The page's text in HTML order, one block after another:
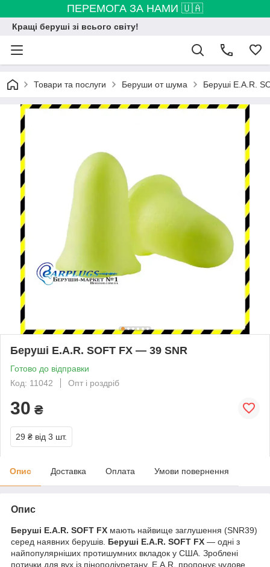
ПЕРЕМОГА ЗА НАМИ 🇺🇦
Кращі беруші зі всього світу!
Товари та послуги Беруши от шума Беруші E.A.R.
Беруші E.A.R. SOFT FX — 39 SNR
Готово до відправки
Код: 11042
Опт і роздріб
30 ₴
29 ₴ від 3 шт.
Опис Доставка Оплата Умови повернення
Опис
Беруші E.A.R. SOFT FX мають найвище заглушення (SNR39)
серед наявних берушів. Беруші E.A.R. SOFT FX — одні з
найпопулярніших протишумних вкладок у США. Зроблені
потички для вух із пінополіуретану. E.A.R. пропонує чудове